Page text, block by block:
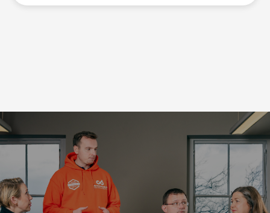
dopasowane do ról i praktyczne wsparcie